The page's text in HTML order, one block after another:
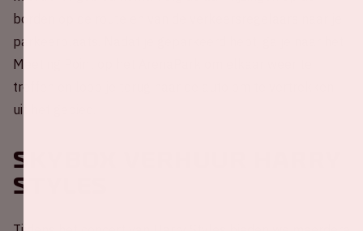
borden op de route en van de verkeersregelaars naar je
parkeerplaats. Nadat je geparkeerd hebt, ga je naar het
Meeting Point op het ArenaPark om elkaar weer te
treffen en loop je terug naar de auto om te vertrekken
uit het gebied.
Skybox verhuur Harry
Styles